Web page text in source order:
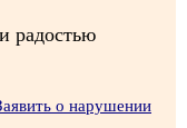
радостью
о нарушении